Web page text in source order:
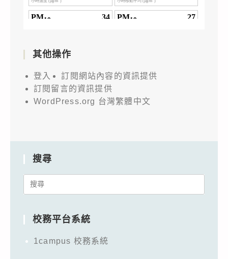
其他操作
登入
訂閱網站內容的資訊提供
訂閱留言的資訊提供
WordPress.org 台灣繁體中文
搜尋
Search
校務平台系統
1campus 校務系統